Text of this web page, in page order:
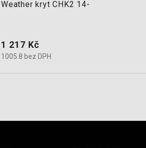
Weather kryt CHK2 14-
Cena
1 217 Kč
1005.8 bez DPH